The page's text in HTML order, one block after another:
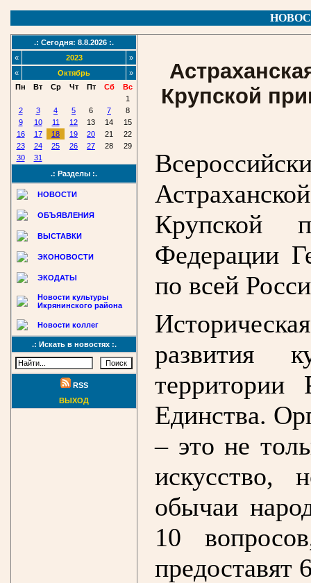
.: Сегодня: 8.8.2026 :.
«
2023
»
«
Октябрь
»
Пн
Вт Ср Чт Пт Сб
Вс
1
2
3 4 5 6 7
8
9
10 11 12 13 14
15
16
17 18 19 20 21
22
23
24 25 26 27 28
29
30
31
.: Разделы :.
НОВОСТИ
ОБЪЯВЛЕНИЯ
ВЫСТАВКИ
ЭКОНОВОСТИ
ЭКОДАТЫ
Новости культуры
Икрянинского района
Новости коллег
.: Искать в новостях :.
RSS
ВЫХОД
Крупской
Крупской
Федерации
по всей
развития
Единства.
– это не
искусство,
обычаи
10
предоставят